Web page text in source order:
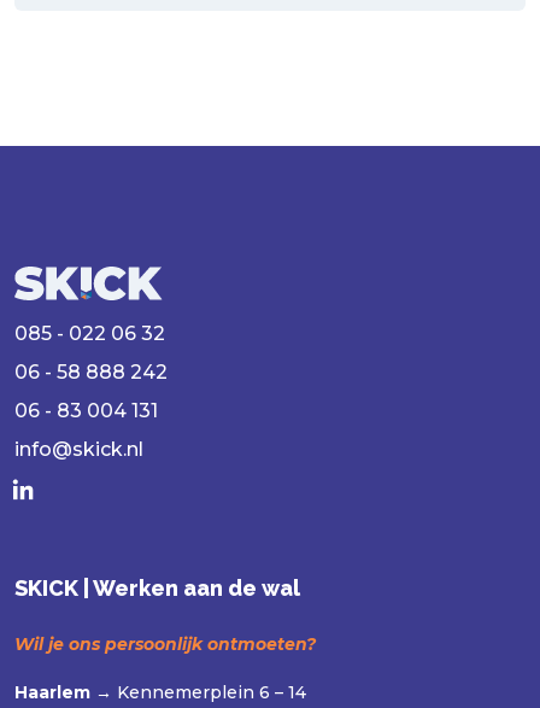
085 - 022 06 32
06 - 58 888 242
06 - 83 004 131
info@skick.nl
SKICK | Werken aan de wal
Wil je ons persoonlijk ontmoeten?
Haarlem → Kennemerplein 6 – 14